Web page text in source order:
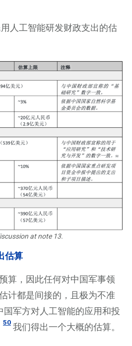
人工智能研发财政支出的估
at note 13.
估算
算，因此任何对中国军事领
计都是间接的，且极为不准
国军方对人工智能的应用和投
50 我们得出一个大概的估算。